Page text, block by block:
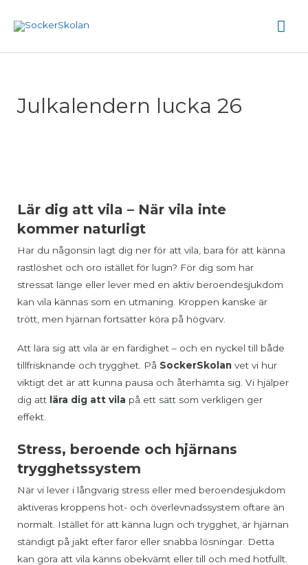
Julkalendern lucka 26
Lär dig att vila – När vila inte
kommer naturligt
Har du någonsin lagt dig ner för att vila, bara för att känna
rastlöshet och oro istället för lugn? För dig som har
stressat länge eller lever med en aktiv beroendesjukdom
kan vila kännas som en utmaning. Kroppen kanske är
trött, men hjärnan fortsätter köra på högvarv.
Att lära sig att vila är en färdighet – och en nyckel till både
tillfrisknande och trygghet. På SockerSkolan vet vi hur
viktigt det är att kunna pausa och återhämta sig. Vi hjälper
dig att lära dig att vila på ett sätt som verkligen ger
effekt.
Stress, beroende och hjärnans
trygghetssystem
När vi lever i långvarig stress eller med beroendesjukdom
aktiveras kroppens hot- och överlevnadssystem oftare än
normalt. Istället för att känna lugn och trygghet, är hjärnan
ständigt på jakt efter faror eller snabba lösningar. Detta
kan göra att vila känns obekvämt eller till och med hotfullt.